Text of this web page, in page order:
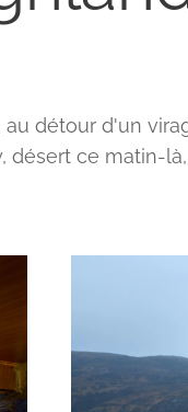
détour d'un
désert ce matin-